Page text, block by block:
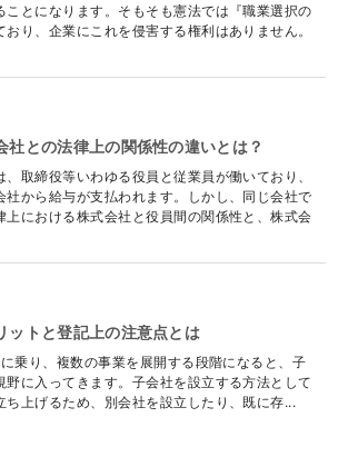
ことになります。そもそも憲法では『職業選択の
おり、企業にこれを侵害する権利はありません。
社との法律上の関係性の違いとは？
取締役等いわゆる役員と従業員が働いており、
社から給与が支払われます。しかし、同じ会社で
上における株式会社と役員間の関係性と、株式会
ットと登記上の注意点とは
乗り、複数の事業を展開する段階になると、子
野に入ってきます。子会社を設立する方法として
ち上げるため、別会社を設立したり、既に存...